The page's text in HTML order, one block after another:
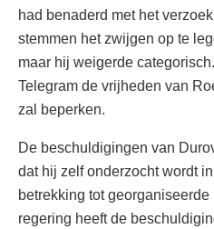
had benaderd met het
stemmen het zwijgen op te
maar hij weigerde
Telegram de vrijheden van
zal beperken.
De beschuldigingen van
dat hij zelf onderzocht wordt
betrekking tot
regering heeft de